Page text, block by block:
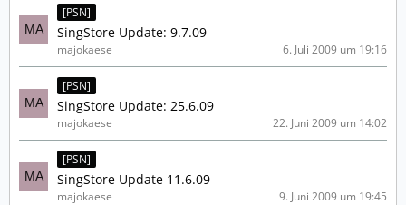
[PSN]
SingStore Update: 9.7.09
majokaese 6. Juli 2009 um 19:16
[PSN]
SingStore Update: 25.6.09
majokaese 22. Juni 2009 um 14:02
[PSN]
SingStore Update 11.6.09
majokaese 9. Juni 2009 um 19:45